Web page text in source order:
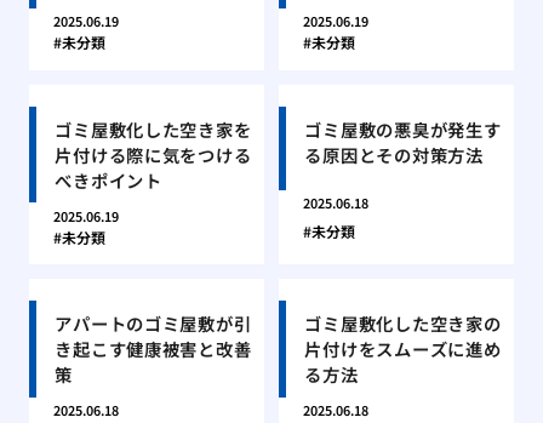
2025.06.19
未分類
2025.06.19
未分類
ゴミ屋敷化した空き家を
片付ける際に気をつける
べきポイント
2025.06.19
未分類
ゴミ屋敷の悪臭が発生す
る原因とその対策方法
2025.06.18
未分類
アパートのゴミ屋敷が引
き起こす健康被害と改善
策
2025.06.18
ゴミ屋敷化した空き家の
片付けをスムーズに進め
る方法
2025.06.18